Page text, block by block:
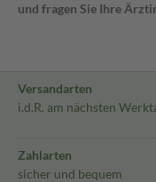
und fragen Sie Ihre
Versandarten
i.d.R. am nächsten
Zahlarten
sicher und bequem